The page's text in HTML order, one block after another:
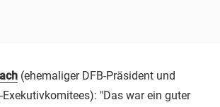
(ehemaliger DFB-Präsident und
Exekutivkomitees): "Das war ein guter